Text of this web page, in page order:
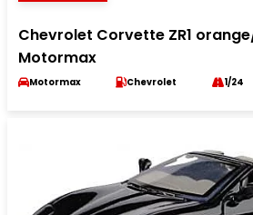
Chevrolet Corvette ZR1
Motormax
Motormax Chevrolet 1/24